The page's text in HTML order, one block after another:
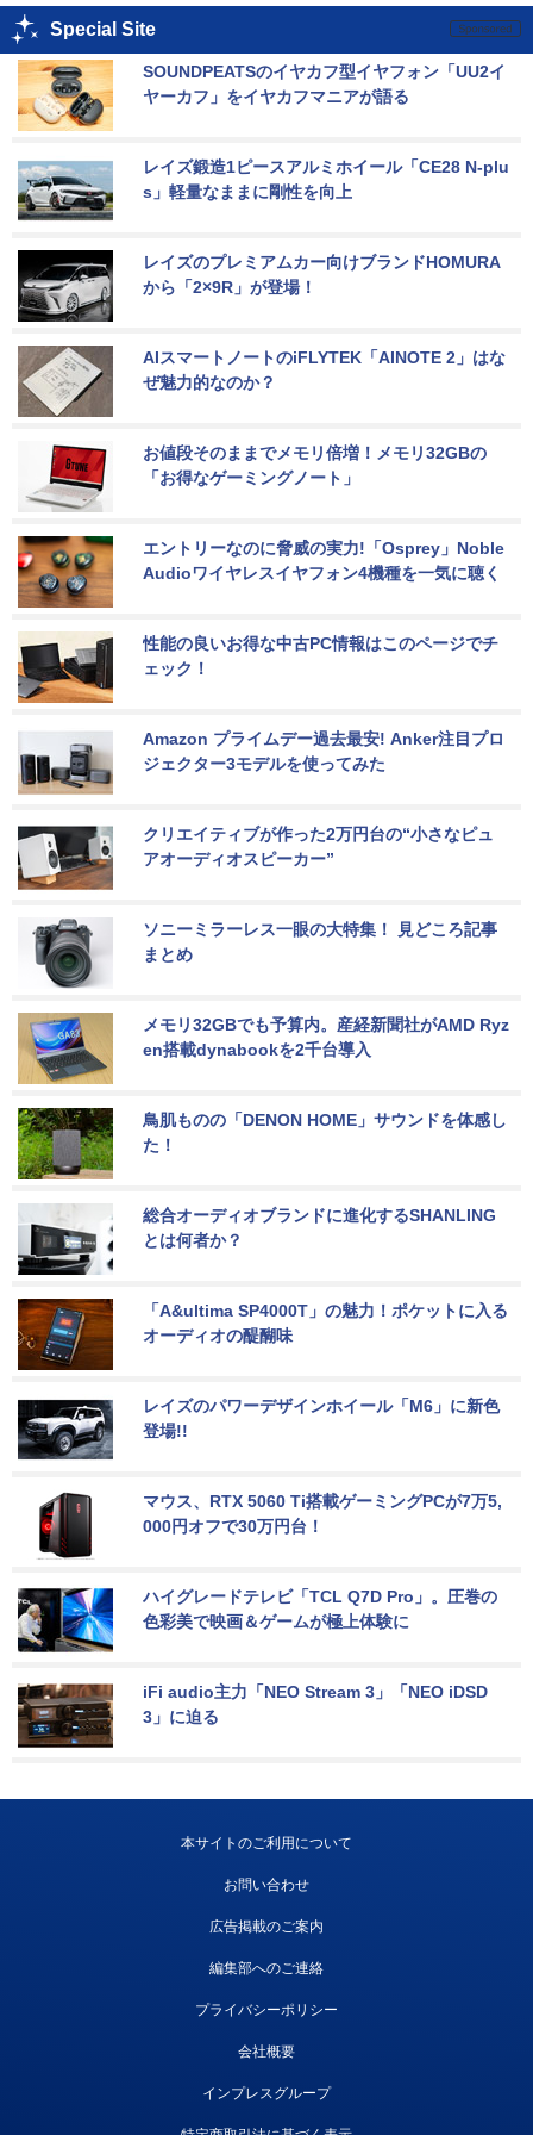
Special Site
SOUNDPEATSのイヤカフ型イヤフォン「UU2イ
ヤーカフ」をイヤカフマニアが語る
レイズ鍛造1ピースアルミホイール「CE28 N-plu
s」軽量なままに剛性を向上
レイズのプレミアムカー向けブランドHOMURA
から「2×9R」が登場！
AIスマートノートのiFLYTEK「AINOTE 2」はな
ぜ魅力的なのか？
お値段そのままでメモリ倍増！メモリ32GBの
「お得なゲーミングノート」
エントリーなのに脅威の実力!「Osprey」Noble
Audioワイヤレスイヤフォン4機種を一気に聴く
性能の良いお得な中古PC情報はこのページでチ
ェック！
Amazon プライムデー過去最安! Anker注目プロ
ジェクター3モデルを使ってみた
クリエイティブが作った2万円台の“小さなピュ
アオーディオスピーカー”
ソニーミラーレス一眼の大特集！ 見どころ記事
まとめ
メモリ32GBでも予算内。産経新聞社がAMD Ryz
en搭載dynabookを2千台導入
鳥肌ものの「DENON HOME」サウンドを体感し
た！
総合オーディオブランドに進化するSHANLING
とは何者か？
「A&ultima SP4000T」の魅力！ポケットに入る
オーディオの醍醐味
レイズのパワーデザインホイール「M6」に新色
登場!!
マウス、RTX 5060 Ti搭載ゲーミングPCが7万5,
000円オフで30万円台！
ハイグレードテレビ「TCL Q7D Pro」。圧巻の
色彩美で映画＆ゲームが極上体験に
iFi audio主力「NEO Stream 3」「NEO iDSD
3」に迫る
本サイトのご利用について
お問い合わせ
広告掲載のご案内
編集部へのご連絡
プライバシーポリシー
会社概要
インプレスグループ